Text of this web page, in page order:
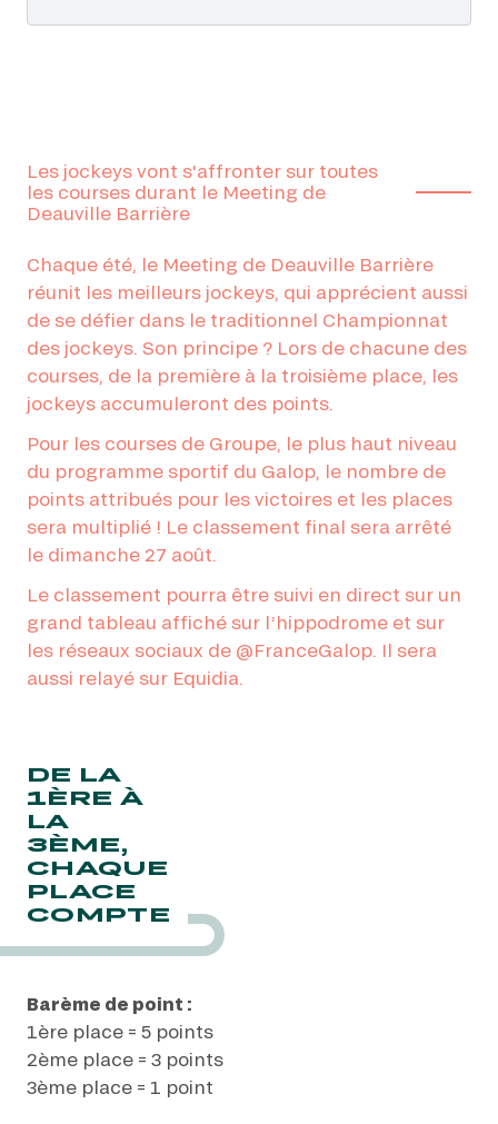
Les jockeys vont s'affronter sur toutes
les courses durant le Meeting de
Deauville Barrière
Chaque été, le Meeting de Deauville Barrière
réunit les meilleurs jockeys, qui apprécient aussi
de se défier dans le traditionnel Championnat
des jockeys. Son principe ? Lors de chacune des
courses, de la première à la troisième place, les
jockeys accumuleront des points.
Pour les courses de Groupe, le plus haut niveau
du programme sportif du Galop, le nombre de
points attribués pour les victoires et les places
sera multiplié ! Le classement final sera arrêté
le dimanche 27 août.
Le classement pourra être suivi en direct sur un
grand tableau affiché sur l’hippodrome et sur
les réseaux sociaux de @FranceGalop. Il sera
aussi relayé sur Equidia.
DE LA
1ÈRE À
LA
3ÈME,
CHAQUE
PLACE
COMPTE
Barème de point :
1ère place = 5 points
2ème place = 3 points
3ème place = 1 point